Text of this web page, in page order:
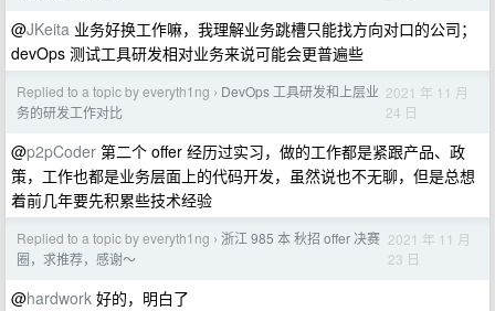
@JKeita 业务好换工作嘛，我理解业务跳槽只能找方向对口的公司；
devOps 测试工具研发相对业务来说可能会更普遍些
Replied to a topic by everyth1ng › DevOps 工具研发和上层业
务的研发工作对比
2021 年 11 月
24 日
@p2pCoder 第二个 offer 经历过实习，做的工作都是紧跟产品、政
策，工作也都是业务层面上的代码开发，虽然说也不无聊，但是总想
着前几年要先积累些技术经验
Replied to a topic by everyth1ng › 浙江 985 本 秋招 offer 决赛
圈，求推荐，感谢～
2021 年 11 月
23 日
@hardwork 好的，明白了